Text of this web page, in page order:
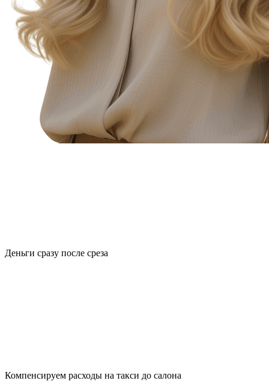
Деньги сразу после среза
Компенсируем расходы на такси до салона